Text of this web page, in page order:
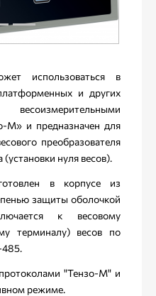
использоваться в
и других
М» и предназначен для
преобразователя
(установки нуля весов).
в корпусе из
защиты оболочкой
к весовому
терминалу) весов по
485.
"Тензо-М" и
режиме.